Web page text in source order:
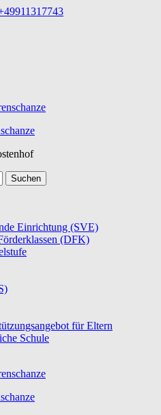
Einrichtung (SVE)
(DFK)
für Eltern
Schule